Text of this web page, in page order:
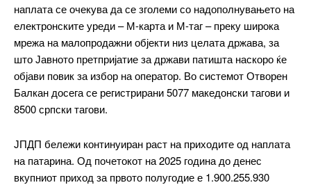
наплата се очекува да се зголеми со надополнувањето на
електронските уреди – М-карта и М-таг – преку широка
мрежа на малопродажни објекти низ целата држава, за
што Јавното претпријатие за држави патишта наскоро ќе
објави повик за избор на оператор. Во системот Отворен
Балкан досега се регистрирани 5077 македонски тагови и
8500 српски тагови.
ЈПДП бележи континуиран раст на приходите од наплата
на патарина. Од почетокот на 2025 година до денес
вкупниот приход за првото полугодие е 1.900.255.930